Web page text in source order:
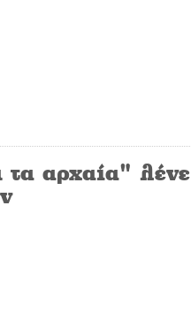
αρχαία" λένε